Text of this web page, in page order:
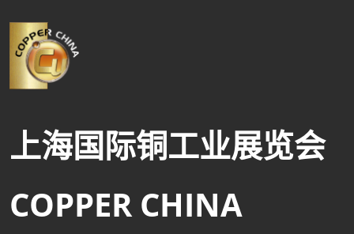
上海国际铜工业展览会
COPPER CHINA